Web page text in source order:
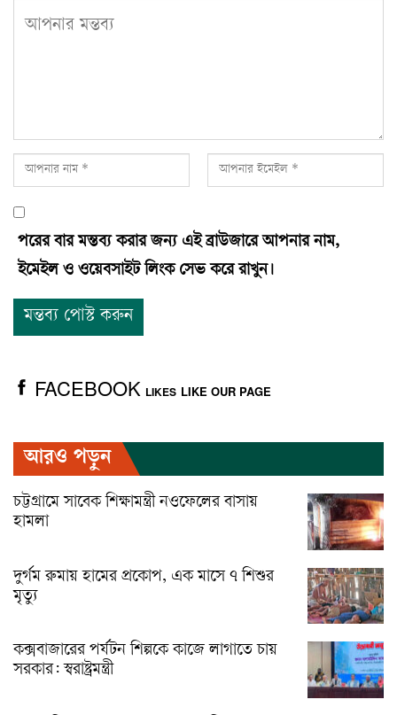
পরের বার মন্তব্য করার জন্য এই ব্রাউজারে আপনার নাম,
ইমেইল ও ওয়েবসাইট লিংক সেভ করে রাখুন।
FACEBOOK LIKES LIKE OUR PAGE
আরও পড়ুন
চট্টগ্রামে সাবেক শিক্ষামন্ত্রী নওফেলের বাসায়
হামলা
দুর্গম রুমায় হামের প্রকোপ, এক মাসে ৭ শিশুর
মৃত্যু
কক্সবাজারের পর্যটন শিল্পকে কাজে লাগাতে চায়
সরকার: স্বরাষ্ট্রমন্ত্রী